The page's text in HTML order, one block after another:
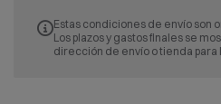
Estas condiciones de envío son
Los plazos y gastos finales se
dirección de envío o tienda para